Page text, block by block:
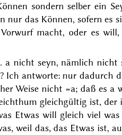
sondern selber ein
nur das Können, sofern es
Vorwurf macht, oder eswill,
a nicht seyn, nämlich nicht
Ich antworte: nur dadurch
Weise nicht =a; daß es a
gleichgültig ist, der
Etwas will gleich viel was
weil das, das Etwas ist,